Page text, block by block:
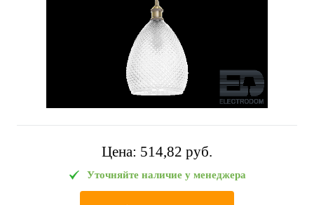
Цена: 514,82 pуб.
Уточняйте наличие у менеджера